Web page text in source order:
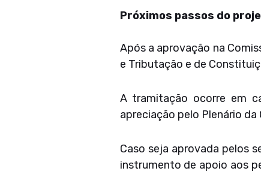
Próximos passos do
Após a aprovação na
e Tributação e de
A tramitação ocorre em
apreciação pelo Plenário
Caso seja aprovada pelos
instrumento de apoio aos